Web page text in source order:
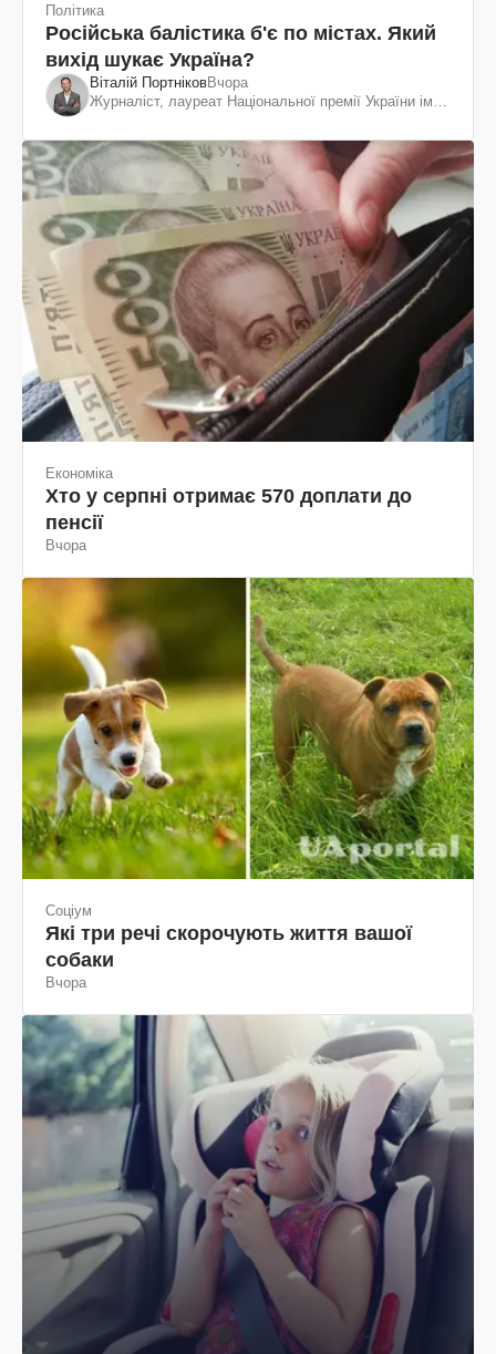
Політика
Російська балістика б'є по містах. Який
вихід шукає Україна?
Віталій ПортніковВчора
Журналіст, лауреат Національної премії України ім.
Економіка
Хто у серпні отримає 570 доплати до
пенсії
Вчора
Соціум
Які три речі скорочують життя вашої
собаки
Вчора